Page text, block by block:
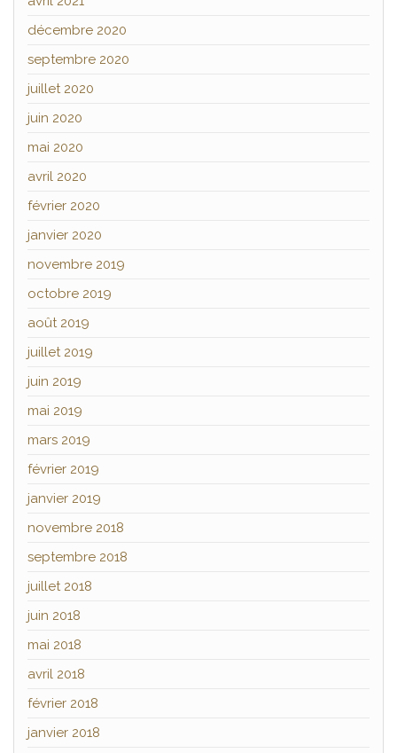
décembre 2020
septembre 2020
juillet 2020
juin 2020
mai 2020
avril 2020
février 2020
janvier 2020
novembre 2019
octobre 2019
août 2019
juillet 2019
juin 2019
mai 2019
mars 2019
février 2019
janvier 2019
novembre 2018
septembre 2018
juillet 2018
juin 2018
mai 2018
avril 2018
février 2018
janvier 2018